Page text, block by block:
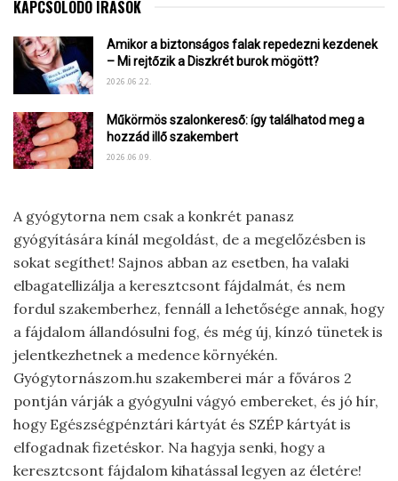
KAPCSOLÓDÓ ÍRÁSOK
Amikor a biztonságos falak repedezni kezdenek
– Mi rejtőzik a Diszkrét burok mögött?
2026.06.22.
Műkörmös szalonkereső: így találhatod meg a
hozzád illő szakembert
2026.06.09.
A gyógytorna nem csak a konkrét panasz
gyógyítására kínál megoldást, de a megelőzésben is
sokat segíthet! Sajnos abban az esetben, ha valaki
elbagatellizálja a keresztcsont fájdalmát, és nem
fordul szakemberhez, fennáll a lehetősége annak, hogy
a fájdalom állandósulni fog, és még új, kínzó tünetek is
jelentkezhetnek a medence környékén.
Gyógytornászom.hu szakemberei már a főváros 2
pontján várják a gyógyulni vágyó embereket, és jó hír,
hogy Egészségpénztári kártyát és SZÉP kártyát is
elfogadnak fizetéskor. Na hagyja senki, hogy a
keresztcsont fájdalom kihatással legyen az életére!